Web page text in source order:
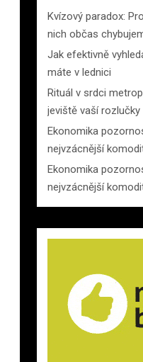
Kvízový paradox:
nich občas
Jak efektivně
máte v lednici
Rituál v srdci
jeviště vaší rozlučky
Ekonomika
nejvzácnější
Ekonomika
nejvzácnější